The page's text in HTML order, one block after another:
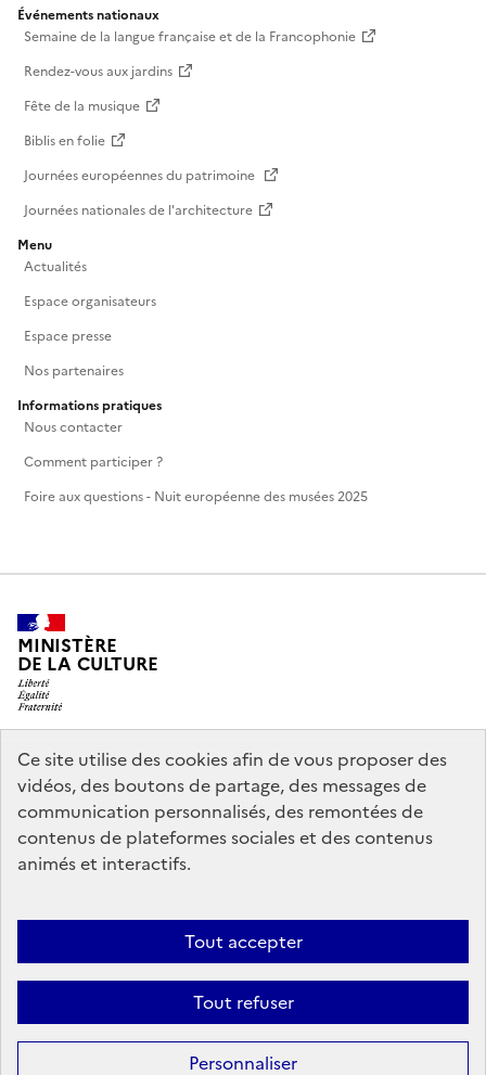
Ce site utilise des cookies afin de vous proposer des
vidéos, des boutons de partage, des messages de
communication personnalisés, des remontées de
contenus de plateformes sociales et des contenus
animés et interactifs.
Tout accepter
Tout refuser
Personnaliser
Événements nationaux
Semaine de la langue française et de la Francophonie
Rendez-vous aux jardins
Fête de la musique
Biblis en folie
Journées européennes du patrimoine
Journées nationales de l'architecture
Menu
Actualités
Espace organisateurs
Espace presse
Nos partenaires
Informations pratiques
Nous contacter
Comment participer ?
Foire aux questions - Nuit européenne des musées 2025
MINISTÈRE
DE LA CULTURE
legifrance.gouv.fr
info.gouv.fr
service-public.gouv.fr
data.gouv.fr
Crédits Accessibilité : partiellement conforme
Mentions légales
Politique d’utilisation des témoins de connexion (cookies)
générale de protection des données
Nous contacter
Sauf mention contraire, tous les contenus de ce site sont sous